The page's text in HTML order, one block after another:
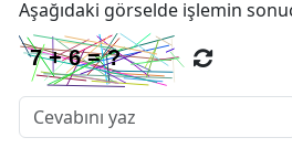
Aşağıdaki görselde işlemin